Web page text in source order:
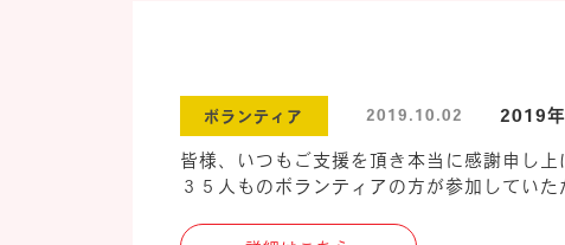
ボランティア 2019.10.02 2019
皆様、いつもご支援を頂き本当に感謝申し
３５人ものボランティアの方が参加してい